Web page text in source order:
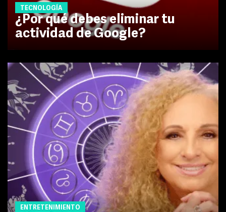
TECNOLOGÍA
¿Por qué debes eliminar tu
actividad de Google?
ENTRETENIMIENTO